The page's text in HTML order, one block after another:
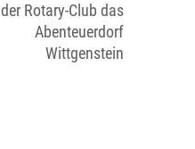
der Rotary-Club das
Abenteuerdorf
Wittgenstein